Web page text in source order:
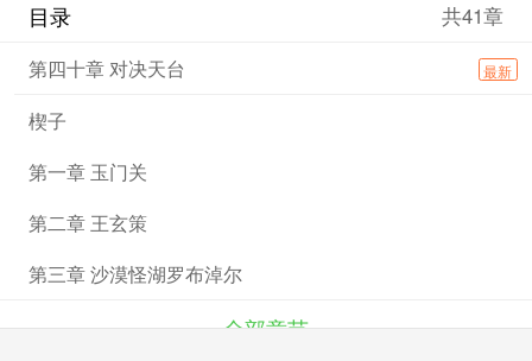
容。 启程前一天，宫中忽然发生了宫女神秘死亡一事，
留下了一根火红的毛发。 在玉门关，被吐蕃神秘人领养
跟随商队上路。在路上，他发现这支伪装成“商队”气氛诡
异，似乎每个人都有秘密。 在罗布泊、坎儿井、客栈地
下的神秘集市、在可怕的天山石圈，“商队”不断陷入危机
甚至绝境，而李天水发现“商队”中的那些人分属不同阵
营。原本无足轻重的李天水居然成了漩涡中心那颗最关键
的棋子。遭遇各种惊心动魄和九死一生后，他渐渐看清了
谁是真朋友，谁是真恶人，也看清了自己，站在命运的转
折点上，他踏上了自己选择的险路，重新组队，寻找波斯
目录 共41章
第四十章 对决天台 最新
楔子
第一章 玉门关
第二章 王玄策
第三章 沙漠怪湖罗布淖尔
全部章节